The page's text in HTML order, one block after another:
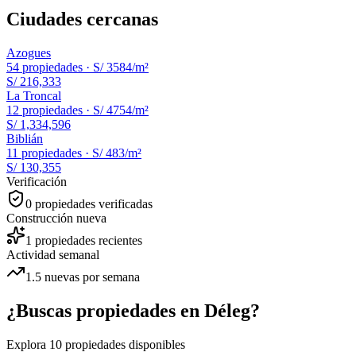
Ciudades cercanas
Azogues
54 propiedades · S/ 3584/m²
S/ 216,333
La Troncal
12 propiedades · S/ 4754/m²
S/ 1,334,596
Biblián
11 propiedades · S/ 483/m²
S/ 130,355
Verificación
0 propiedades verificadas
Construcción nueva
1 propiedades recientes
Actividad semanal
1.5 nuevas por semana
¿Buscas propiedades en Déleg?
Explora 10 propiedades disponibles